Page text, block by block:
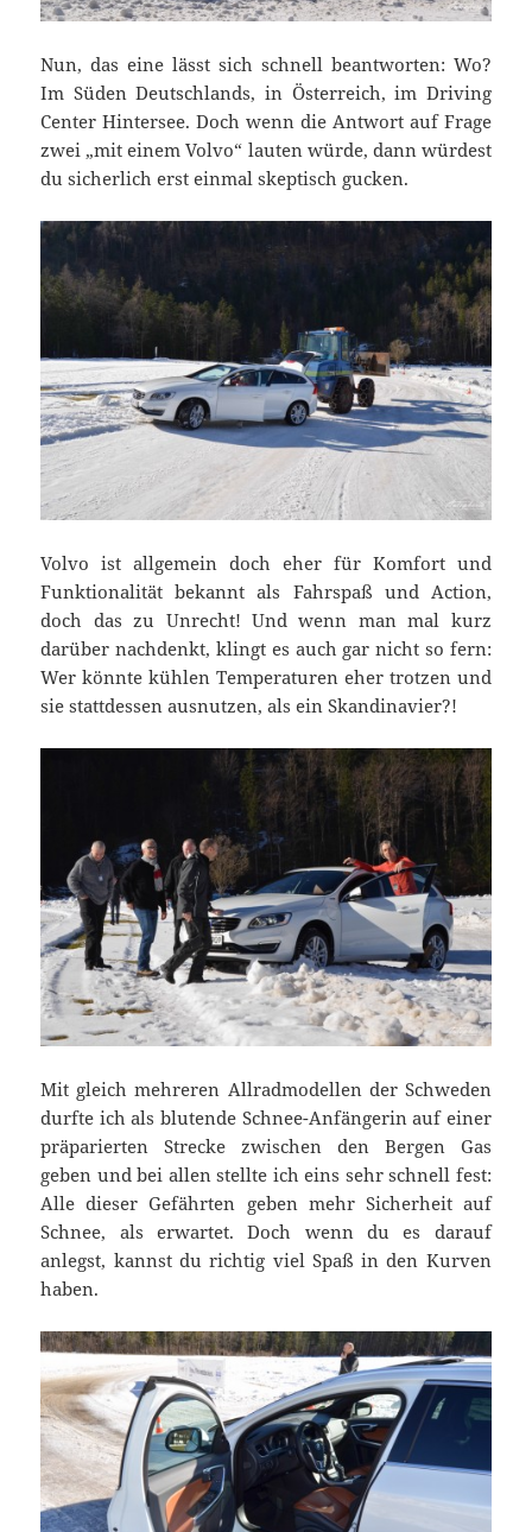
Nun, das eine lässt sich schnell beantworten: Wo?
Im Süden Deutschlands, in Österreich, im Driving
Center Hintersee. Doch wenn die Antwort auf Frage
zwei „mit einem Volvo“ lauten würde, dann würdest
du sicherlich erst einmal skeptisch gucken.
Volvo ist allgemein doch eher für Komfort und
Funktionalität bekannt als Fahrspaß und Action,
doch das zu Unrecht! Und wenn man mal kurz
darüber nachdenkt, klingt es auch gar nicht so fern:
Wer könnte kühlen Temperaturen eher trotzen und
sie stattdessen ausnutzen, als ein Skandinavier?!
Mit gleich mehreren Allradmodellen der Schweden
durfte ich als blutende Schnee-Anfängerin auf einer
präparierten Strecke zwischen den Bergen Gas
geben und bei allen stellte ich eins sehr schnell fest:
Alle dieser Gefährten geben mehr Sicherheit auf
Schnee, als erwartet. Doch wenn du es darauf
anlegst, kannst du richtig viel Spaß in den Kurven
haben.